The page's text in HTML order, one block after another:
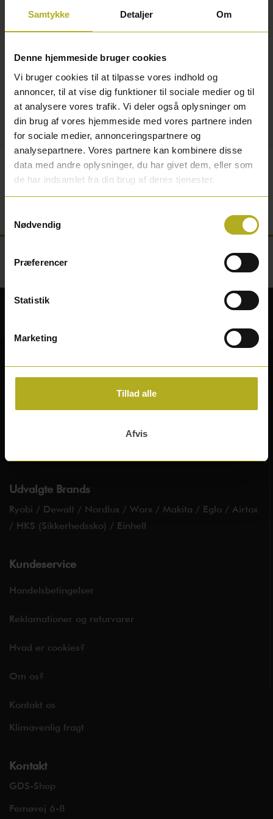
Samtykke Detaljer Om
Denne hjemmeside bruger cookies
Vi bruger cookies til at tilpasse vores indhold og
annoncer, til at vise dig funktioner til sociale medier og til
at analysere vores trafik. Vi deler også oplysninger om
din brug af vores hjemmeside med vores partnere inden
for sociale medier, annonceringspartnere og
analysepartnere. Vores partnere kan kombinere disse
data med andre oplysninger, du har givet dem, eller som
de har indsamlet fra din brug af deres tjenester.
Nødvendig
Præferencer
Statistik
Marketing
Tillad alle
Afvis
Antal
Tilføj til kurv
Polyfilla letvægtsfiller 200 ml.
Detaljer
Polyfilla letvægtsfiller anvendes til indendørs brug til
Udvalgte Brands
Ryobi / Dewalt / Nordlux / Worx / Makita / Eglo / Airtox
/ HKS (Sikkerhedssko) / Einhell
Kundeservice
Handelsbetingelser
Reklamationer og returvarer
Hvad er cookies?
Om os?
Kontakt os
Klimavenlig fragt
Kontakt
GDS-Shop
Femøvej 6-8